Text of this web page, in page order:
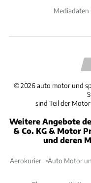
Mediadaten
©2026 auto motor und
sind Teil der
Weitere Angebote
& Co. KG & Motor
und deren
Aerokurier Auto Motor